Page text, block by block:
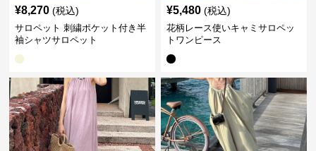
¥8,270 (税込)
サロペット 刺繍ポケット付き半
袖シャツサロペット
¥5,480 (税込)
花柄レース使いキャミサロペッ
トワンピース